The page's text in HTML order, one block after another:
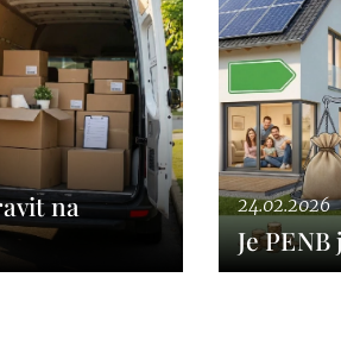
na
24.02.2026
Je